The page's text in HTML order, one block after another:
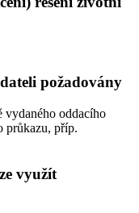
požadovány
vydaného oddacího
průkazu, příp.
využít